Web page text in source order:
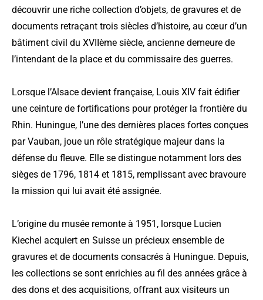
découvrir une riche collection d’objets, de gravures et de
documents retraçant trois siècles d’histoire, au cœur d’un
bâtiment civil du XVIIème siècle, ancienne demeure de
l’intendant de la place et du commissaire des guerres.
Lorsque l’Alsace devient française, Louis XIV fait édifier
une ceinture de fortifications pour protéger la frontière du
Rhin. Huningue, l’une des dernières places fortes conçues
par Vauban, joue un rôle stratégique majeur dans la
défense du fleuve. Elle se distingue notamment lors des
sièges de 1796, 1814 et 1815, remplissant avec bravoure
la mission qui lui avait été assignée.
L’origine du musée remonte à 1951, lorsque Lucien
Kiechel acquiert en Suisse un précieux ensemble de
gravures et de documents consacrés à Huningue. Depuis,
les collections se sont enrichies au fil des années grâce à
des dons et des acquisitions, offrant aux visiteurs un